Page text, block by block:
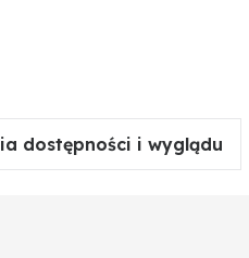
dostępności i wyglądu